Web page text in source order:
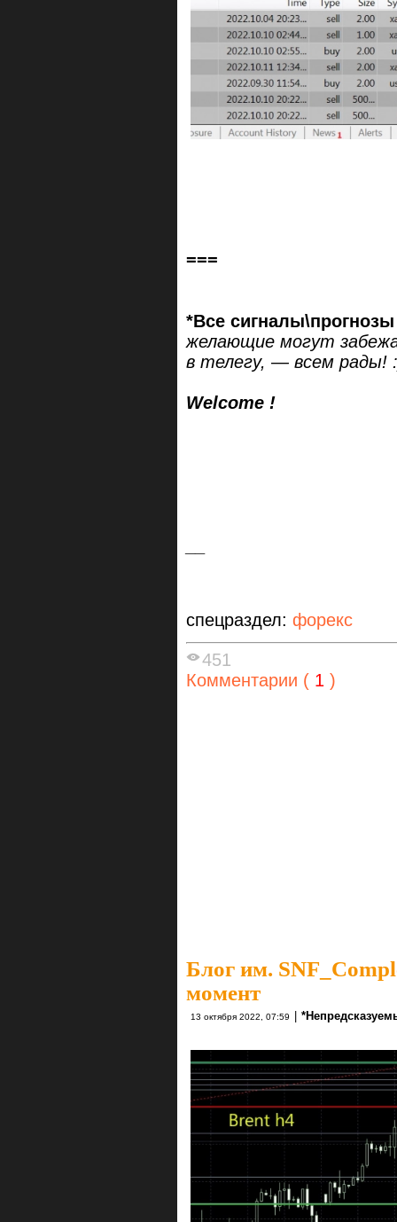
===
*Все
желающие могут
в телегу, — всем рады!
Welcome !
спецраздел: форекс
451
Комментарии ( 1 )
Блог им.
момент
13 октября 2022, 07:59 |